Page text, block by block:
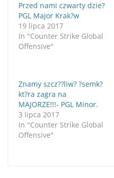
Przed nami czwarty dzie?
PGL Major Krak?w
19 lipca 2017
In "Counter Strike Global
Offensive"
Znamy szcz??liw? ?semk?
kt?ra zagra na
MAJORZE!!!- PGL Minor.
3 lipca 2017
In "Counter Strike Global
Offensive"